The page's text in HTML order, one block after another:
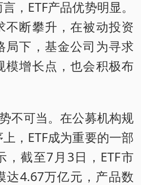
，ETF产品优势明显。
不断攀升，在被动投资
局下，基金公司为寻求
模增长点，也会积极布
可当。在公募机构规
，ETF成为重要的一部
，截至7月3日，ETF市
达4.67万亿元，产品数